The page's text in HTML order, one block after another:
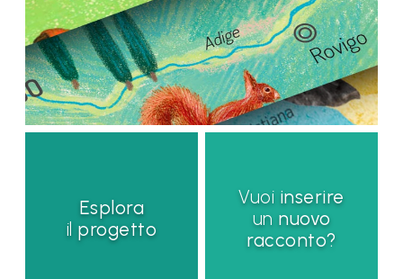
Esplora
il progetto
Vuoi inserire
un nuovo
racconto?